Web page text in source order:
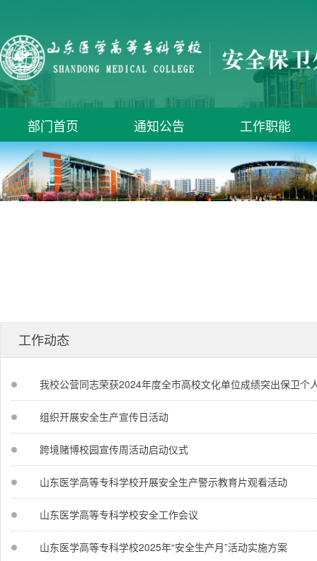
部门首页 通知公告 工作职能
工作动态
我校公营同志荣获2024年度全市高校文化单位成绩突出保卫个
组织开展安全生产宣传日活动
跨境赌博校园宣传周活动启动仪式
山东医学高等专科学校开展安全生产警示教育片观看活动
山东医学高等专科学校安全工作会议
山东医学高等专科学校2025年“安全生产月”活动实施方案